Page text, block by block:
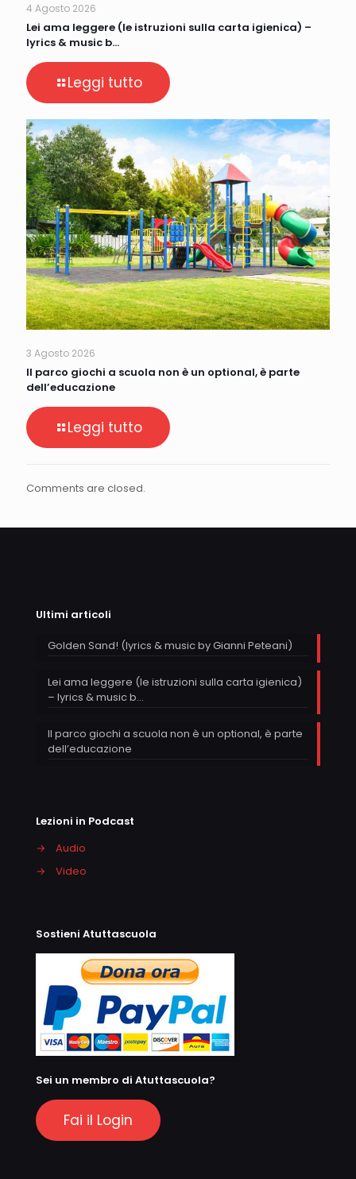
4 Agosto 2026
Lei ama leggere (le istruzioni sulla carta igienica) –
lyrics & music b…
Leggi tutto
3 Agosto 2026
Il parco giochi a scuola non è un optional, è parte
dell’educazione
Leggi tutto
Comments are closed.
Ultimi articoli
Golden Sand! (lyrics & music by Gianni Peteani)
Lei ama leggere (le istruzioni sulla carta igienica)
– lyrics & music b…
Il parco giochi a scuola non è un optional, è parte
dell’educazione
Lezioni in Podcast
→
Audio
→
Video
Sostieni Atuttascuola
Sei un membro di Atuttascuola?
Fai il Login